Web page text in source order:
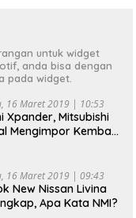
untuk widget
anda bisa dengan
pada widget.
16 Maret 2019 | 10:53
Xpander, Mitsubishi
Mengimpor Kembali
16 Maret 2019 | 09:43
New Nissan Livina
Apa Kata NMI?